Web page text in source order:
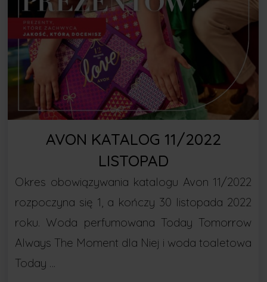
AVON KATALOG 11/2022
LISTOPAD
Okres obowiązywania katalogu Avon 11/2022
rozpoczyna się 1, a kończy 30 listopada 2022
roku. Woda perfumowana Today Tomorrow
Always The Moment dla Niej i woda toaletowa
Today …